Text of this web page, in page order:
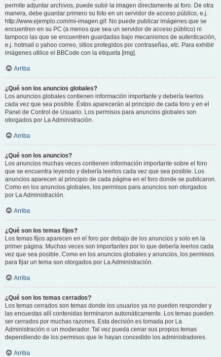
permite adjuntar archivos, puede subir la imagen directamente al foro. De otra
manera, debe guardar primero su foto en un servidor de acceso público, e.j.
http://www.ejemplo.com/mi-imagen.gif. No puede publicar imágenes que se
encuentren en su PC (a menos que sea un servidor de acceso público) ni
tampoco las que se encuentren guardadas bajo mecanismos de autenticación,
e.j. hotmail o yahoo correo, sitios protegidos por contraseñas, etc. Para exhibir
imágenes utilice el BBCode con la etiqueta [img].
Arriba
¿Qué son los anuncios globales?
Los anuncios globales contienen información importante y debería leerlos
cada vez que sea posible. Éstos aparecerán al principio de cada foro y en el
Panel de Control de Usuario. Los permisos para anuncios globales son
otorgados por La Administración.
Arriba
¿Qué son los anuncios?
Los anuncios muchas veces contienen información importante sobre el foro
que se encuentra leyendo y debería leerlos cada vez que sea posible. Los
anuncios aparecen al principio de cada página en el foro donde se publicaron.
Como en los anuncios globales, los permisos para anuncios son otorgados
por La Administración.
Arriba
¿Qué son los temas fijos?
Los temas fijos aparecen en el foro por debajo de los anuncios y solo en la
primer página. Muchas veces son importantes por lo que debería leerlos cada
vez que sea posible. Como en los anuncios globales y anuncios, los permisos
para fijar un tema son otorgados por La Administración.
Arriba
¿Qué son los temas cerrados?
Los temas cerrados son temas donde los usuarios ya no pueden responder y
las encuestas allí contenidas terminaron automáticamente. Los temas pueden
ser cerrados por muchas razones. Esta decisión es tomada por La
Administración o un moderador. Tal vez pueda cerrar sus propios temas
dependiendo de los permisos que le hayan concedido los administradores.
Arriba